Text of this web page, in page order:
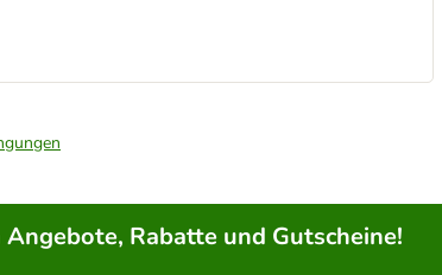
Rabatte und Gutscheine!